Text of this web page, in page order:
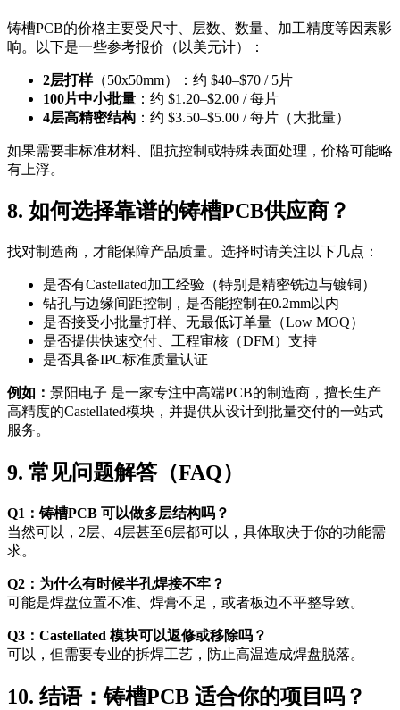
铸槽PCB的价格主要受尺寸、层数、数量、加工精度等因素影
响。以下是一些参考报价（以美元计）：
2层打样（50x50mm）：约 $40–$70 / 5片
100片中小批量 ：约 $1.20–$2.00 / 每片
4层高精密结构 ：约 $3.50–$5.00 / 每片（大批量）
如果需要非标准材料、阻抗控制或特殊表面处理，价格可能略
有上浮。
8. 如何选择靠谱的铸槽PCB供应商？
找对制造商，才能保障产品质量。选择时请关注以下几点：
是否有Castellated加工经验（特别是精密铣边与镀铜）
钻孔与边缘间距控制，是否能控制在0.2mm以内
是否接受小批量打样、无最低订单量（Low MOQ）
是否提供快速交付、工程审核（DFM）支持
是否具备IPC标准质量认证
例如： 景阳电子 是一家专注中高端PCB的制造商，擅长生产
高精度的Castellated模块，并提供从设计到批量交付的一站式
服务。
9. 常见问题解答（FAQ）
Q1：铸槽PCB 可以做多层结构吗？
当然可以，2层、4层甚至6层都可以，具体取决于你的功能需
求。
Q2：为什么有时候半孔焊接不牢？
可能是焊盘位置不准、焊膏不足，或者板边不平整导致。
Q3：Castellated 模块可以返修或移除吗？
可以，但需要专业的拆焊工艺，防止高温造成焊盘脱落。
10. 结语：铸槽PCB 适合你的项目吗？